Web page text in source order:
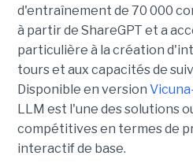
d'entraînement de 70 000
à partir de ShareGPT et a
particulière à la création
tours et aux capacités de
Disponible en version
LLM est l'une des solutions
compétitives en termes de
interactif de base.